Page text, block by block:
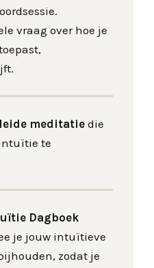
vraag over hoe je
meditatiedie
te
Dagboek
je jouw intuïtieve
zodat je